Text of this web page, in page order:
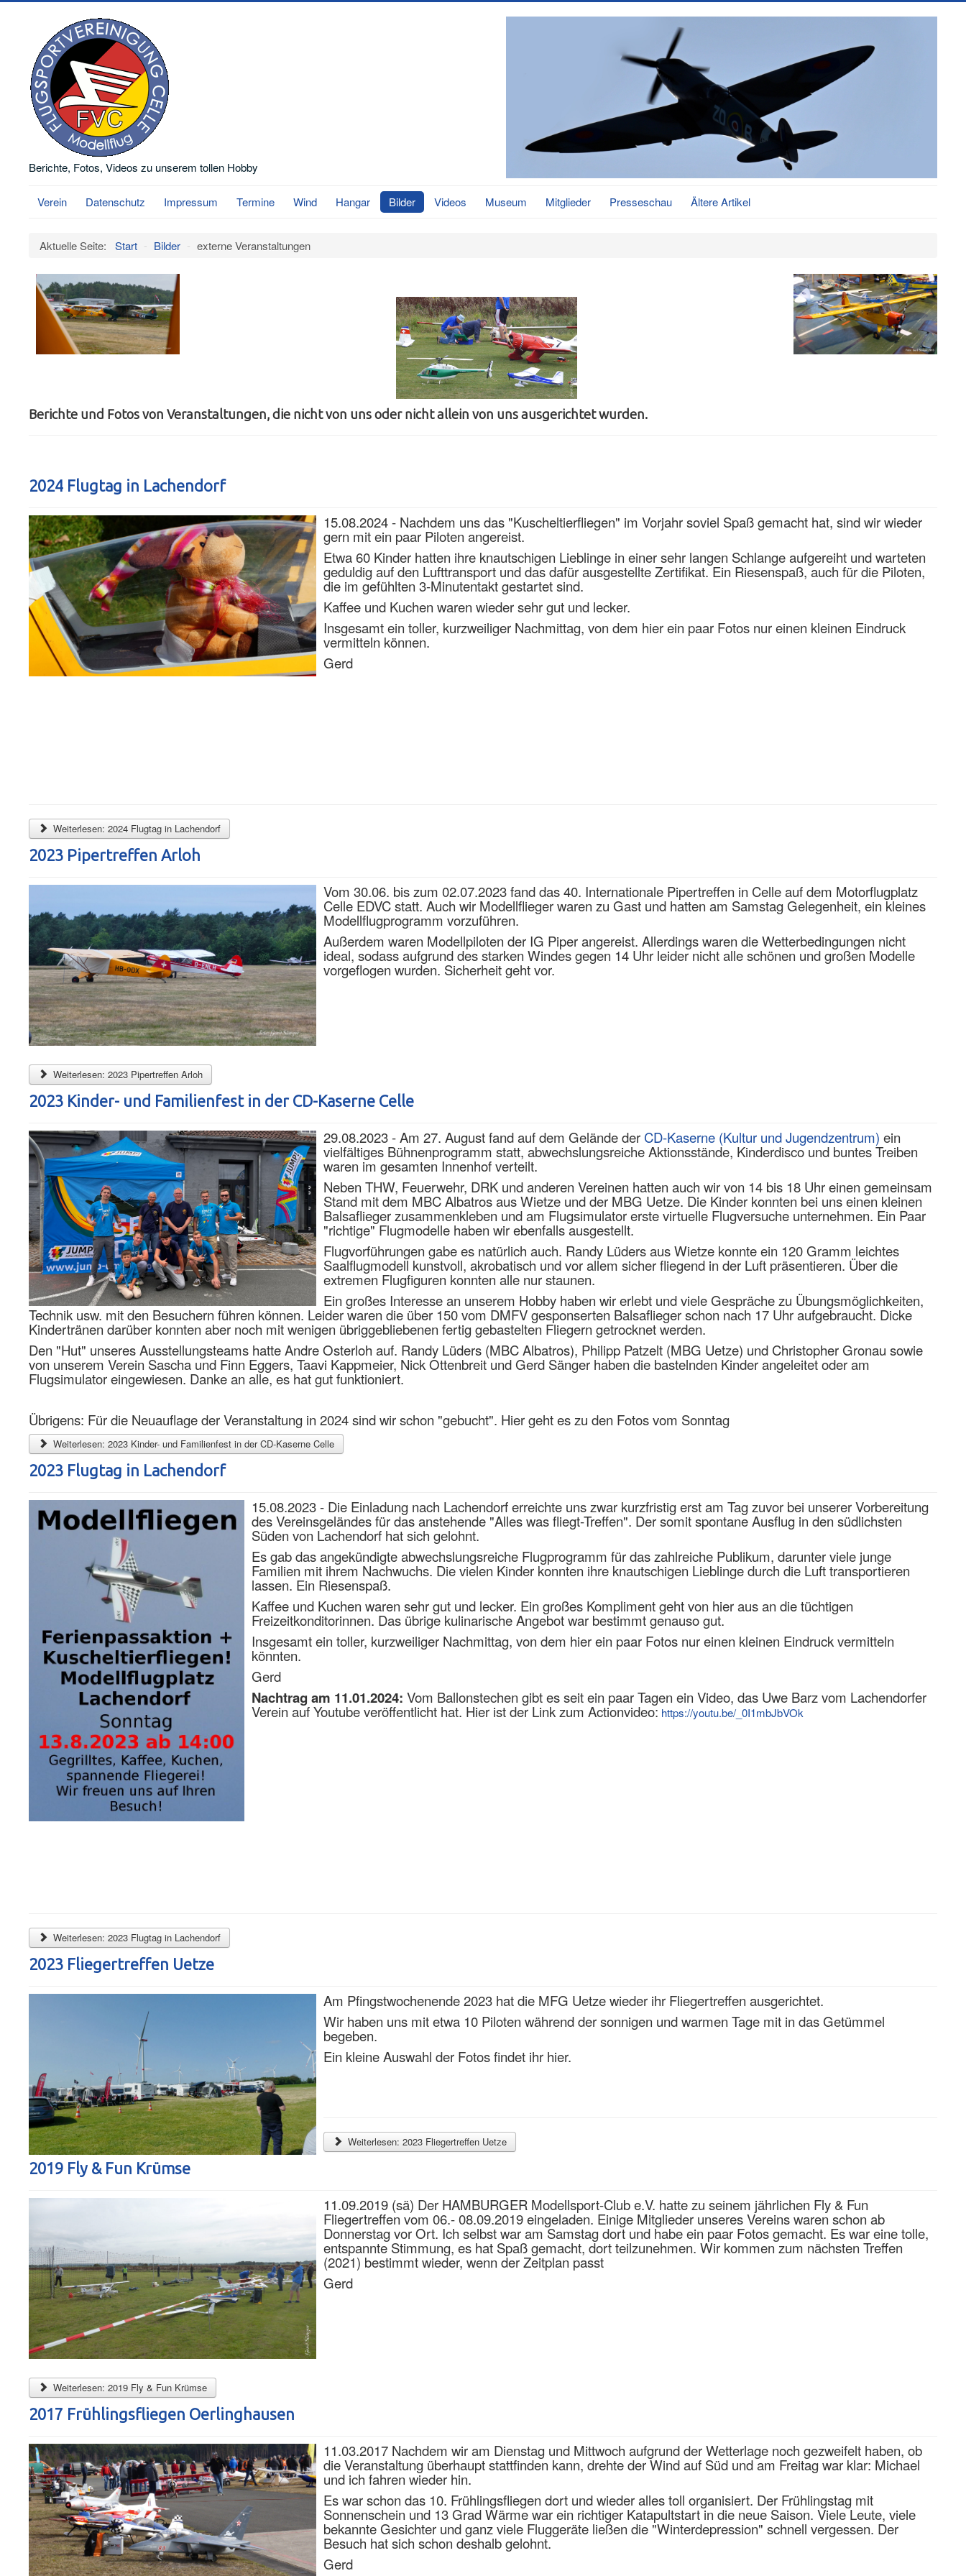
Berichte, Fotos, Videos zu unserem tollen Hobby
Verein Datenschutz Impressum Termine Wind Hangar Bilder Videos Museum Mitglieder Presseschau Ältere Artikel
Aktuelle Seite: Start - Bilder - externe Veranstaltungen
Berichte und Fotos von Veranstaltungen, die nicht von uns oder nicht allein von uns ausgerichtet wurden.
2024 Flugtag in Lachendorf
15.08.2024 - Nachdem uns das "Kuscheltierfliegen" im Vorjahr soviel Spaß gemacht hat, sind wir wieder
gern mit ein paar Piloten angereist.
Etwa 60 Kinder hatten ihre knautschigen Lieblinge in einer sehr langen Schlange aufgereiht und warteten
geduldig auf den Lufttransport und das dafür ausgestellte Zertifikat. Ein Riesenspaß, auch für die Piloten,
die im gefühlten 3-Minutentakt gestartet sind.
Kaffee und Kuchen waren wieder sehr gut und lecker.
Insgesamt ein toller, kurzweiliger Nachmittag, von dem hier ein paar Fotos nur einen kleinen Eindruck
vermitteln können.
Gerd
Weiterlesen: 2024 Flugtag in Lachendorf
2023 Pipertreffen Arloh
Vom 30.06. bis zum 02.07.2023 fand das 40. Internationale Pipertreffen in Celle auf dem Motorflugplatz
Celle EDVC statt. Auch wir Modellflieger waren zu Gast und hatten am Samstag Gelegenheit, ein kleines
Modellflugprogramm vorzuführen.
Außerdem waren Modellpiloten der IG Piper angereist. Allerdings waren die Wetterbedingungen nicht
ideal, sodass aufgrund des starken Windes gegen 14 Uhr leider nicht alle schönen und großen Modelle
vorgeflogen wurden. Sicherheit geht vor.
Weiterlesen: 2023 Pipertreffen Arloh
2023 Kinder- und Familienfest in der CD-Kaserne Celle
29.08.2023 - Am 27. August fand auf dem Gelände der CD-Kaserne (Kultur und Jugendzentrum) ein
vielfältiges Bühnenprogramm statt, abwechslungsreiche Aktionsstände, Kinderdisco und buntes Treiben
waren im gesamten Innenhof verteilt.
Neben THW, Feuerwehr, DRK und anderen Vereinen hatten auch wirvon 14 bis 18 Uhreinen gemeinsam
Stand mit dem MBC Albatros aus Wietze und der MBG Uetze. Die Kinder konnten bei uns einen kleinen
Balsaflieger zusammenkleben und am Flugsimulator erste virtuelle Flugversuche unternehmen. Ein Paar
"richtige" Flugmodelle haben wir ebenfalls ausgestellt.
Flugvorführungen gabe es natürlich auch. Randy Lüders aus Wietze konnte ein 120 Gramm leichtes
Saalflugmodell kunstvoll, akrobatisch und vor allem sicher fliegend in der Luft präsentieren. Über die
extremen Flugfiguren konnten alle nur staunen.
Ein großes Interesse an unserem Hobby haben wir erlebt und viele Gespräche zu Übungsmöglichkeiten,
Technik usw. mit den Besuchern führen können. Leider waren die über 150 vom DMFV gesponserten Balsaflieger schon nach 17 Uhr aufgebraucht. Dicke
Kindertränen darüber konnten aber noch mit wenigen übriggebliebenen fertig gebastelten Fliegern getrocknet werden.
Den "Hut" unseres Ausstellungsteams hatte Andre Osterloh auf. Randy Lüders (MBC Albatros), Philipp Patzelt (MBG Uetze) und Christopher Gronau sowie
von unserem Verein Sascha und Finn Eggers, Taavi Kappmeier, Nick Ottenbreit und Gerd Sänger haben die bastelnden Kinder angeleitet oder am
Flugsimulator eingewiesen. Danke an alle, es hat gut funktioniert.
Übrigens: Für die Neuauflage der Veranstaltung in 2024 sind wir schon "gebucht". Hier geht es zu den Fotos vom Sonntag
Weiterlesen: 2023 Kinder- und Familienfest in der CD-Kaserne Celle
2023 Flugtag in Lachendorf
15.08.2023 - Die Einladung nach Lachendorf erreichte uns zwar kurzfristig erst am Tag zuvor bei unserer Vorbereitung
des Vereinsgeländes für das anstehende "Alles was fliegt-Treffen". Der somit spontane Ausflug in den südlichsten
Süden von Lachendorf hat sich gelohnt.
Es gab das angekündigte abwechslungsreiche Flugprogramm für das zahlreiche Publikum, darunter viele junge
Familien mit ihrem Nachwuchs. Die vielen Kinder konnten ihre knautschigen Lieblinge durch die Luft transportieren
lassen. Ein Riesenspaß.
Kaffee und Kuchen waren sehr gut und lecker. Ein großes Kompliment geht von hier aus an die tüchtigen
Freizeitkonditorinnen. Das übrige kulinarische Angebot war bestimmt genauso gut.
Insgesamt ein toller, kurzweiliger Nachmittag, von dem hier ein paar Fotos nur einen kleinen Eindruck vermitteln
könnten.
Gerd
Nachtrag am 11.01.2024: Vom Ballonstechen gibt es seit ein paar Tagen ein Video, das Uwe Barz vom Lachendorfer
Verein auf Youtube veröffentlicht hat. Hier ist der Link zum Actionvideo: https://youtu.be/_0I1mbJbVOk
Weiterlesen: 2023 Flugtag in Lachendorf
2023 Fliegertreffen Uetze
Am Pfingstwochenende 2023 hat die MFG Uetze wieder ihr Fliegertreffen ausgerichtet.
Wir haben uns mit etwa 10 Piloten während der sonnigen und warmen Tage mit in das Getümmel
begeben.
Ein kleine Auswahl der Fotos findet ihr hier.
Weiterlesen: 2023 Fliegertreffen Uetze
2019 Fly & Fun Krümse
11.09.2019 (sä) Der HAMBURGER Modellsport-Club e.V. hatte zu seinem jährlichen Fly & Fun
Fliegertreffen vom 06.- 08.09.2019 eingeladen. Einige Mitglieder unseres Vereins waren schon ab
Donnerstag vor Ort. Ich selbst war am Samstag dort und habe ein paar Fotos gemacht. Es war eine tolle,
entspannte Stimmung, es hat Spaß gemacht, dort teilzunehmen. Wir kommen zum nächsten Treffen
(2021) bestimmt wieder, wenn der Zeitplan passt
Gerd
Weiterlesen: 2019 Fly & Fun Krümse
2017 Frühlingsfliegen Oerlinghausen
11.03.2017 Nachdem wir am Dienstag und Mittwoch aufgrund der Wetterlage noch gezweifelt haben, ob
die Veranstaltung überhaupt stattfinden kann, drehte der Wind auf Süd und am Freitag war klar: Michael
und ich fahren wieder hin.
Es war schon das 10. Frühlingsfliegen dort und wieder alles toll organisiert. Der Frühlingstag mit
Sonnenschein und 13 Grad Wärme war ein richtiger Katapultstart in die neue Saison. Viele Leute, viele
bekannte Gesichter und ganz viele Fluggeräte ließen die "Winterdepression" schnell vergessen. Der
Besuch hat sich schon deshalb gelohnt.
Gerd